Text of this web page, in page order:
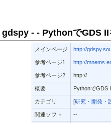
gdspy - - PythonでGDS II
メインページ http://
参考ページ1 http://
参考ページ2 http://
概要 PythonでGDS
カテゴリ [研究・開発・
関連ソフト --